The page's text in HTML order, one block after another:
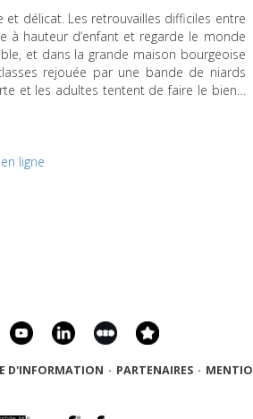
délicat. Les retrouvailles difficiles entre
à hauteur d’enfant et regarde le monde
et dans la grande maison bourgeoise
rejouée par une bande de niards
et les adultes tentent de faire le bien…
ligne
D'INFORMATION · PARTENAIRES ·